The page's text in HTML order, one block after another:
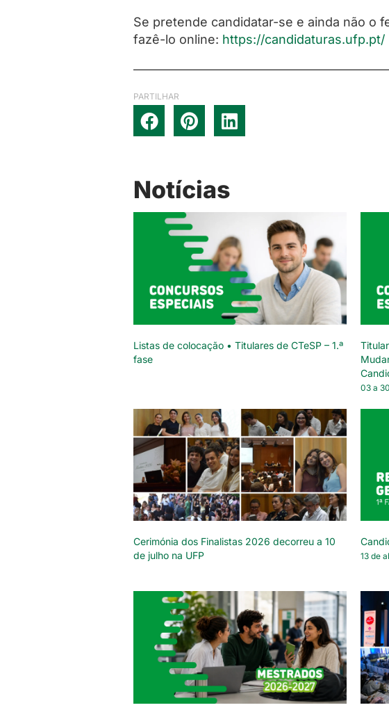
Se pretende candidatar-se e ainda não o
fazê-lo online: https://candidaturas.ufp.pt/
PARTILHAR
Notícias
Listas de colocação • Titulares de CTeSP – 1.ª
fase
03 a
Cerimónia dos Finalistas 2026 decorreu a 10
de julho na UFP
13 de